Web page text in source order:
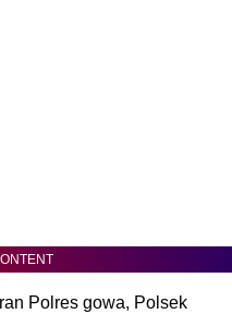
Polres gowa, Polsek